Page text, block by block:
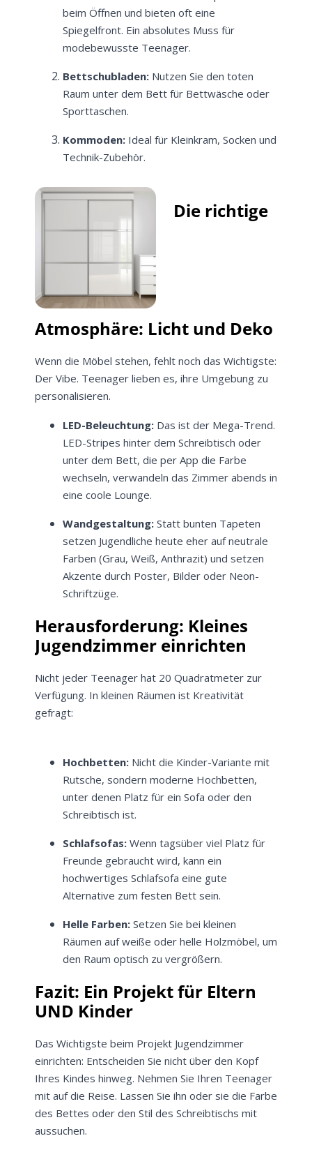
beim Öffnen und bieten oft eine
Spiegelfront. Ein absolutes Muss für
modebewusste Teenager.
Bettschubladen: Nutzen Sie den toten
Raum unter dem Bett für Bettwäsche oder
Sporttaschen.
Kommoden: Ideal für Kleinkram, Socken und
Technik-Zubehör.
Die richtige
Atmosphäre: Licht und Deko
Wenn die Möbel stehen, fehlt noch das Wichtigste:
Der Vibe. Teenager lieben es, ihre Umgebung zu
personalisieren.
LED-Beleuchtung: Das ist der Mega-Trend.
LED-Stripes hinter dem Schreibtisch oder
unter dem Bett, die per App die Farbe
wechseln, verwandeln das Zimmer abends in
eine coole Lounge.
Wandgestaltung: Statt bunten Tapeten
setzen Jugendliche heute eher auf neutrale
Farben (Grau, Weiß, Anthrazit) und setzen
Akzente durch Poster, Bilder oder Neon-
Schriftzüge.
Herausforderung: Kleines
Jugendzimmer einrichten
Nicht jeder Teenager hat 20 Quadratmeter zur
Verfügung. In kleinen Räumen ist Kreativität
gefragt:
Hochbetten: Nicht die Kinder-Variante mit
Rutsche, sondern moderne Hochbetten,
unter denen Platz für ein Sofa oder den
Schreibtisch ist.
Schlafsofas: Wenn tagsüber viel Platz für
Freunde gebraucht wird, kann ein
hochwertiges Schlafsofa eine gute
Alternative zum festen Bett sein.
Helle Farben: Setzen Sie bei kleinen
Räumen auf weiße oder helle Holzmöbel, um
den Raum optisch zu vergrößern.
Fazit: Ein Projekt für Eltern
UND Kinder
Das Wichtigste beim Projekt Jugendzimmer
einrichten: Entscheiden Sie nicht über den Kopf
Ihres Kindes hinweg. Nehmen Sie Ihren Teenager
mit auf die Reise. Lassen Sie ihn oder sie die Farbe
des Bettes oder den Stil des Schreibtischs mit
aussuchen.